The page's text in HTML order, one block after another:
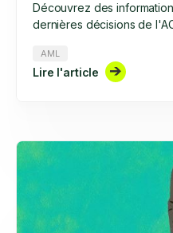
Découvrez des
dernières décisions de
blanchiment d'argent et le
optimiser vos processus
AML
Lire l'article